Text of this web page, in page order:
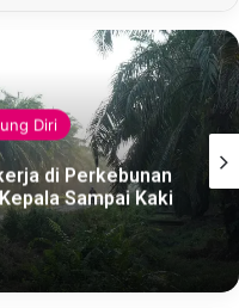
Kerja,
Fasilitas K3